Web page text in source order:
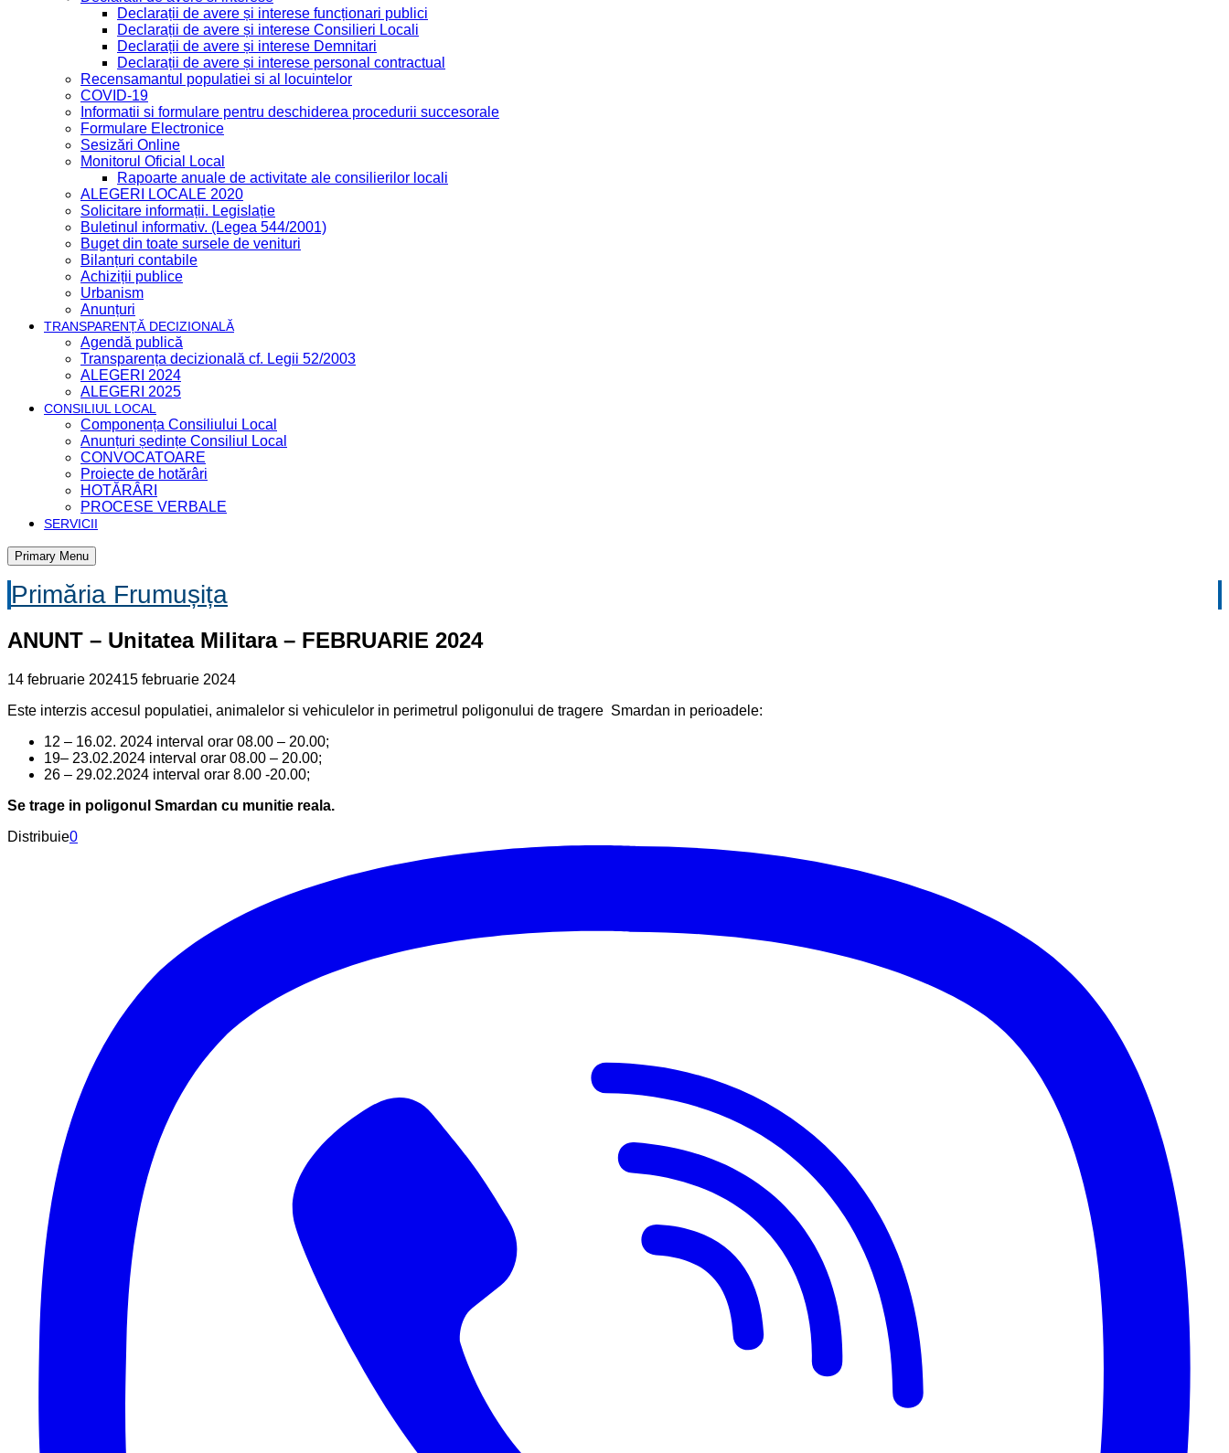
Declarații de avere și interese funcționari publici
Declarații de avere și interese Consilieri Locali
Declarații de avere și interese Demnitari
Declarații de avere și interese personal contractual
Recensamantul populatiei si al locuintelor
COVID-19
Informatii si formulare pentru deschiderea procedurii succesorale
Formulare Electronice
Sesizări Online
Monitorul Oficial Local
Rapoarte anuale de activitate ale consilierilor locali
ALEGERI LOCALE 2020
Solicitare informații. Legislație
Buletinul informativ. (Legea 544/2001)
Buget din toate sursele de venituri
Bilanțuri contabile
Achiziții publice
Urbanism
Anunțuri
TRANSPARENȚĂ DECIZIONALĂ
Agendă publică
Transparența decizională cf. Legii 52/2003
ALEGERI 2024
ALEGERI 2025
CONSILIUL LOCAL
Componența Consiliului Local
Anunțuri ședințe Consiliul Local
CONVOCATOARE
Proiecte de hotărâri
HOTĂRÂRI
PROCESE VERBALE
SERVICII
Primary Menu
Primăria Frumușița
ANUNT – Unitatea Militara – FEBRUARIE 2024
14 februarie 202415 februarie 2024
Este interzis accesul populatiei, animalelor si vehiculelor in perimetrul poligonului de tragere Smardan in perioadele:
12 – 16.02. 2024 interval orar 08.00 – 20.00;
19– 23.02.2024 interval orar 08.00 – 20.00;
26 – 29.02.2024 interval orar 8.00 -20.00;
Se trage in poligonul Smardan cu munitie reala.
Distribuie0